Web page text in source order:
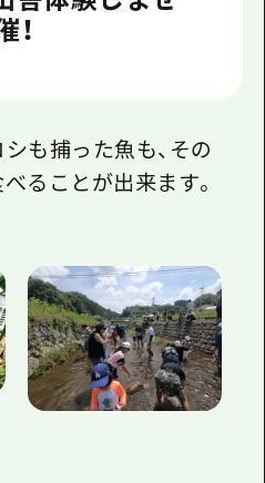
ンロード
も捕った魚も、その
ることが出来ます。